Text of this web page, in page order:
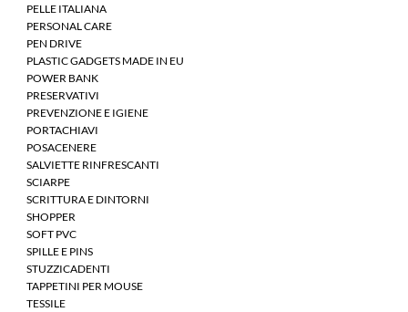
PELLE ITALIANA
PERSONAL CARE
PEN DRIVE
PLASTIC GADGETS MADE IN EU
POWER BANK
PRESERVATIVI
PREVENZIONE E IGIENE
PORTACHIAVI
POSACENERE
SALVIETTE RINFRESCANTI
SCIARPE
SCRITTURA E DINTORNI
SHOPPER
SOFT PVC
SPILLE E PINS
STUZZICADENTI
TAPPETINI PER MOUSE
TESSILE